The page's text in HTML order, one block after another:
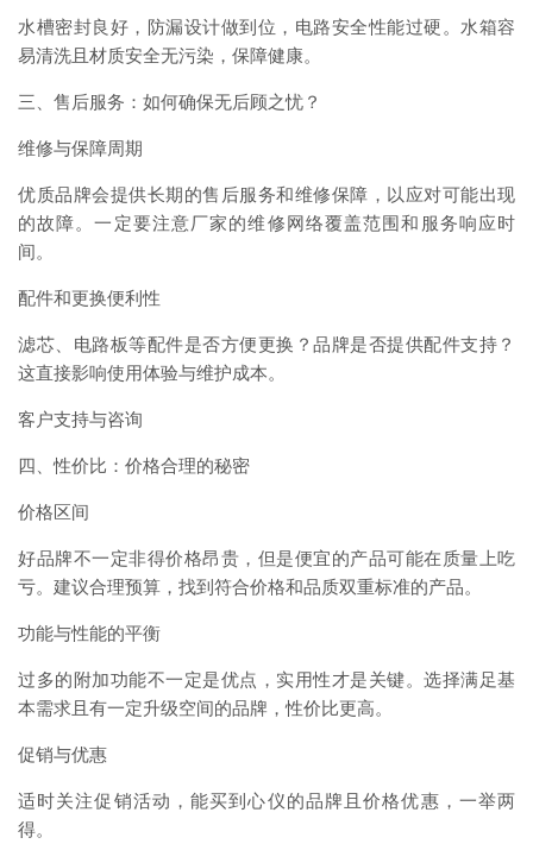
水槽密封良好，防漏设计做到位，电路安全性能过硬。水箱容
易清洗且材质安全无污染，保障健康。
三、售后服务：如何确保无后顾之忧？
维修与保障周期
优质品牌会提供长期的售后服务和维修保障，以应对可能出现
的故障。一定要注意厂家的维修网络覆盖范围和服务响应时
间。
配件和更换便利性
滤芯、电路板等配件是否方便更换？品牌是否提供配件支持？
这直接影响使用体验与维护成本。
客户支持与咨询
四、性价比：价格合理的秘密
价格区间
好品牌不一定非得价格昂贵，但是便宜的产品可能在质量上吃
亏。建议合理预算，找到符合价格和品质双重标准的产品。
功能与性能的平衡
过多的附加功能不一定是优点，实用性才是关键。选择满足基
本需求且有一定升级空间的品牌，性价比更高。
促销与优惠
适时关注促销活动，能买到心仪的品牌且价格优惠，一举两
得。